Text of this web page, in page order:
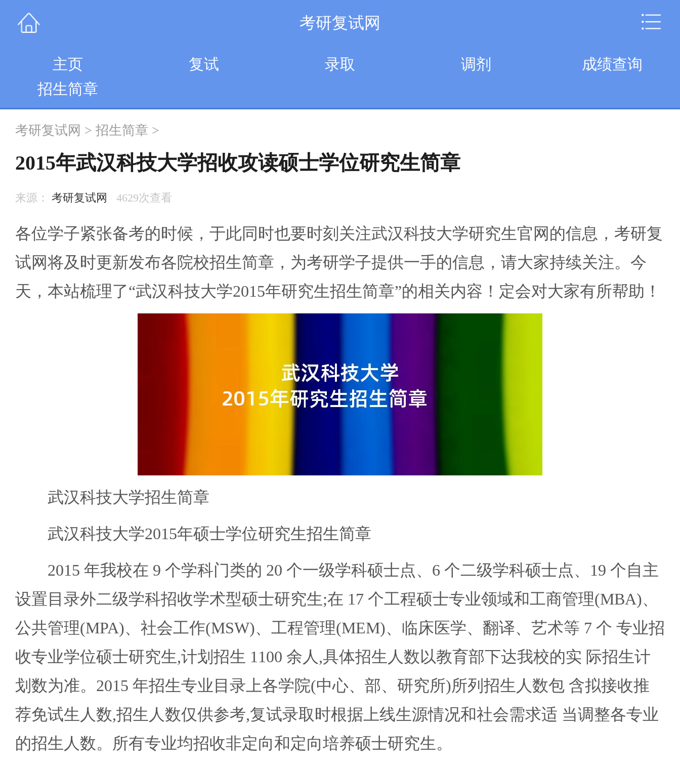
考研复试网
主页 复试 录取 调剂
成绩查询
招生简章
考研复试网 > 招生简章 >
2015年武汉科技大学招收攻读硕士学位研究生简章
来源： 考研复试网 4629次查看
各位学子紧张备考的时候，于此同时也要时刻关注武汉科技大学研究生官网的信息，考研复
试网将及时更新发布各院校招生简章，为考研学子提供一手的信息，请大家持续关注。今
天，本站梳理了“武汉科技大学2015年研究生招生简章”的相关内容！定会对大家有所帮助！
武汉科技大学招生简章
武汉科技大学2015年硕士学位研究生招生简章
2015 年我校在 9 个学科门类的 20 个一级学科硕士点、6 个二级学科硕士点、19 个自主
设置目录外二级学科招收学术型硕士研究生;在 17 个工程硕士专业领域和工商管理(MBA)、
公共管理(MPA)、社会工作(MSW)、工程管理(MEM)、临床医学、翻译、艺术等 7 个 专业招
收专业学位硕士研究生,计划招生 1100 余人,具体招生人数以教育部下达我校的实 际招生计
划数为准。2015 年招生专业目录上各学院(中心、部、研究所)所列招生人数包 含拟接收推
荐免试生人数,招生人数仅供参考,复试录取时根据上线生源情况和社会需求适 当调整各专业
的招生人数。所有专业均招收非定向和定向培养硕士研究生。